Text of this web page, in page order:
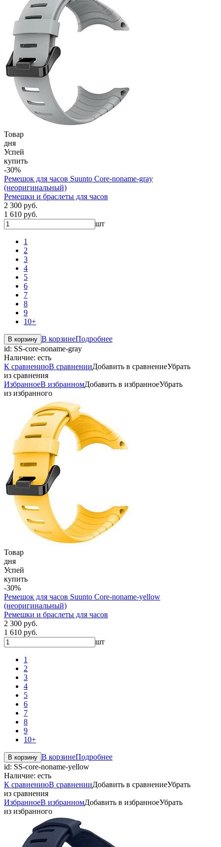
Товар
дня
Успей
купить
-30%
Ремешок для часов Suunto Core-noname-gray
(неоригинальный)
Ремешки и браслеты для часов
2 300 руб.
1 610 руб.
шт
1
2
3
4
5
6
7
8
9
10+
В корзину В корзинеПодробнее
id: SS-core-noname-gray
Наличие: есть
К сравнениюВ сравненииДобавить в сравнениеУбрать
из сравнения
ИзбранноеВ избранномДобавить в избранноеУбрать
из избранного
Товар
дня
Успей
купить
-30%
Ремешок для часов Suunto Core-noname-yellow
(неоригинальный)
Ремешки и браслеты для часов
2 300 руб.
1 610 руб.
шт
1
2
3
4
5
6
7
8
9
10+
В корзину В корзинеПодробнее
id: SS-core-noname-yellow
Наличие: есть
К сравнениюВ сравненииДобавить в сравнениеУбрать
из сравнения
ИзбранноеВ избранномДобавить в избранноеУбрать
из избранного